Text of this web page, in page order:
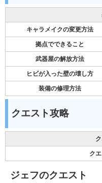
キャラメイクの変更方法
拠点でできること
武器屋の解放方法
ヒビが入った壁の壊し方
装備の修理方法
クエスト攻略
ク
ジェフのクエスト